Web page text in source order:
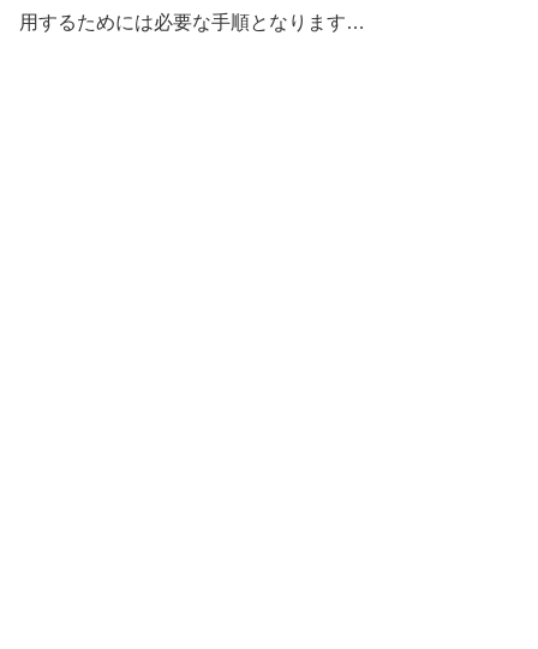
用するためには必要な手順となります…